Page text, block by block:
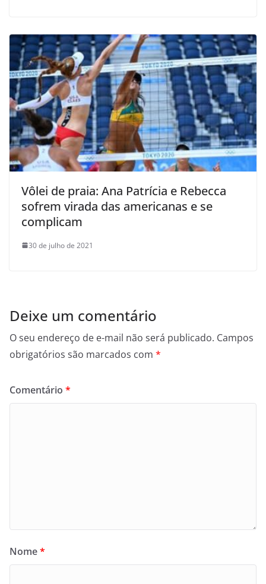
Vôlei de praia: Ana Patrícia e Rebecca
sofrem virada das americanas e se
complicam
30 de julho de 2021
Deixe um comentário
O seu endereço de e-mail não será publicado. Campos
obrigatórios são marcados com *
Comentário *
Nome*